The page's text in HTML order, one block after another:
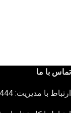
تماس با ما
ارتباط با مدیریت: 44495444-011